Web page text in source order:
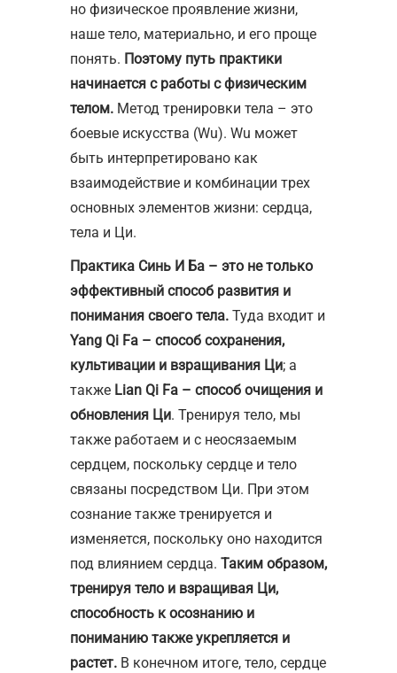
но физическое проявление жизни,
наше тело, материально, и его проще
понять. Поэтому путь практики
начинается с работы с физическим
телом. Метод тренировки тела – это
боевые искусства (Wu). Wu может
быть интерпретировано как
взаимодействие и комбинации трех
основных элементов жизни: сердца,
тела и Ци.
Практика Синь И Ба – это не только
эффективный способ развития и
понимания своего тела. Туда входит и
Yang Qi Fa – способ сохранения,
культивации и взращивания Ци; а
также Lian Qi Fa – способ очищения и
обновления Ци. Тренируя тело, мы
также работаем и с неосязаемым
сердцем, поскольку сердце и тело
связаны посредством Ци. При этом
сознание также тренируется и
изменяется, поскольку оно находится
под влиянием сердца. Таким образом,
тренируя тело и взращивая Ци,
способность к осознанию и
пониманию также укрепляется и
растет. В конечном итоге, тело, сердце